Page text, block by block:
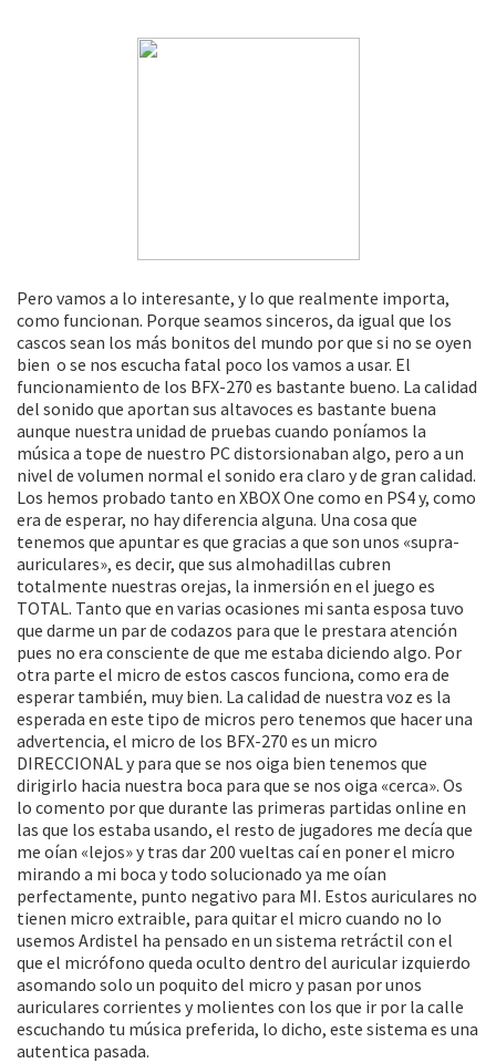
Pero vamos a lo interesante, y lo que realmente importa,
como funcionan. Porque seamos sinceros, da igual que los
cascos sean los más bonitos del mundo por que si no se oyen
bien o se nos escucha fatal poco los vamos a usar. El
funcionamiento de los BFX-270 es bastante bueno. La calidad
del sonido que aportan sus altavoces es bastante buena
aunque nuestra unidad de pruebas cuando poníamos la
música a tope de nuestro PC distorsionaban algo, pero a un
nivel de volumen normal el sonido era claro y de gran calidad.
Los hemos probado tanto en XBOX One como en PS4 y, como
era de esperar, no hay diferencia alguna. Una cosa que
tenemos que apuntar es que gracias a que son unos «supra-
auriculares», es decir, que sus almohadillas cubren
totalmente nuestras orejas, la inmersión en el juego es
TOTAL. Tanto que en varias ocasiones mi santa esposa tuvo
que darme un par de codazos para que le prestara atención
pues no era consciente de que me estaba diciendo algo. Por
otra parte el micro de estos cascos funciona, como era de
esperar también, muy bien. La calidad de nuestra voz es la
esperada en este tipo de micros pero tenemos que hacer una
advertencia, el micro de los BFX-270 es un micro
DIRECCIONAL y para que se nos oiga bien tenemos que
dirigirlo hacia nuestra boca para que se nos oiga «cerca». Os
lo comento por que durante las primeras partidas online en
las que los estaba usando, el resto de jugadores me decía que
me oían «lejos» y tras dar 200 vueltas caí en poner el micro
mirando a mi boca y todo solucionado ya me oían
perfectamente, punto negativo para MI. Estos auriculares no
tienen micro extraible, para quitar el micro cuando no lo
usemos Ardistel ha pensado en un sistema retráctil con el
que el micrófono queda oculto dentro del auricular izquierdo
asomando solo un poquito del micro y pasan por unos
auriculares corrientes y molientes con los que ir por la calle
escuchando tu música preferida, lo dicho, este sistema es una
autentica pasada.